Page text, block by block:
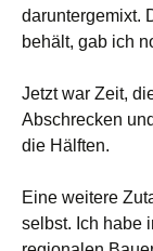
daruntergemixt.
behält, gab ich
Jetzt war Zeit,
Abschrecken
die Hälften.
Eine weitere
selbst. Ich habe